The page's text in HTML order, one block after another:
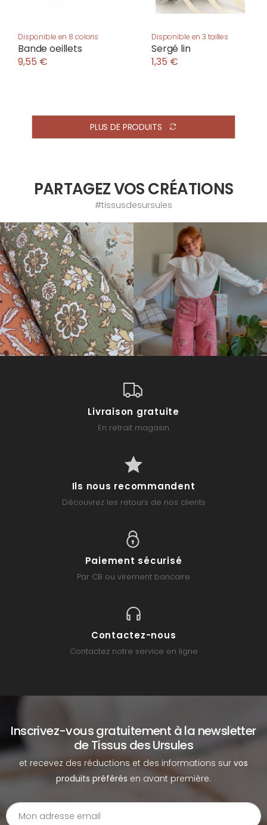
Disponible en 8 coloris
Bande oeillets
9,55 €
Disponible en 3 tailles
Sergé lin
1,35 €
PLUS DE PRODUITS
PARTAGEZ VOS CRÉATIONS
#tissusdesursules
Livraison gratuite
En retrait magasin
Ils nous recommandent
Découvrez les retours de nos clients
Paiement sécurisé
Par CB ou virement bancaire
Contactez-nous
Contactez notre service en ligne
Inscrivez-vous gratuitement à la newsletter
de Tissus des Ursules
et recevez des réductions et des informations sur vos
produits préférés en avant première.